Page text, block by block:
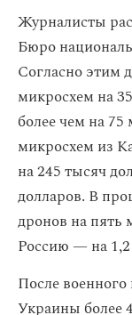
Журналисты
Бюро
Согласно этим
микросхем на
более чем на
микросхем из
на 245 тысяч
долларов. В
дронов на пять
Россию — на
После
Украины более